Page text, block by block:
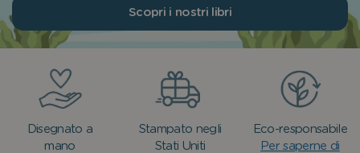
Scopri i nostri libri
Disegnato a
mano
Stampato negli
Stati Uniti
Eco-responsabile
Per saperne di